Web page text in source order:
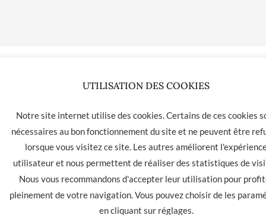
UTILISATION DES COOKIES
Notre site internet utilise des cookies. Certains de ces cookies
nécessaires au bon fonctionnement du site et ne peuvent être
lorsque vous visitez ce site. Les autres améliorent
utilisateur et nous permettent de réaliser des statistiques de
Nous vous recommandons d'accepter leur utilisation pour
pleinement de votre navigation. Vous pouvez choisir de les
en cliquant sur réglages.